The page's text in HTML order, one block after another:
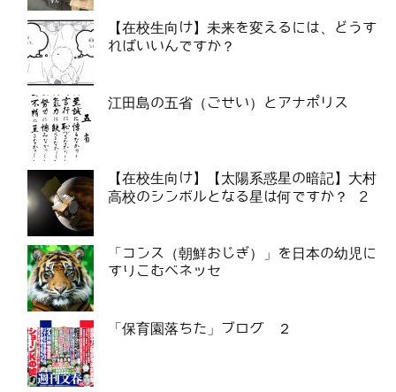
【在校生向け】未来を変えるには、どうす
ればいいんですか？
江田島の五省（ごせい）とアナポリス
【在校生向け】【太陽系惑星の暗記】大村
高校のシンボルとなる星は何ですか？ 2
「コンス（朝鮮おじぎ）」を日本の幼児に
すりこむベネッセ
「保育園落ちた」ブログ ２